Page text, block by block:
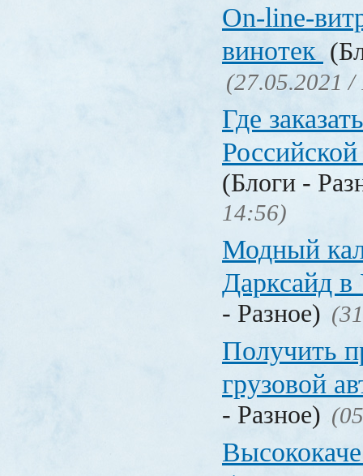
On-line-
винотек
(27.05.2021 /
Где
(Блоги -
14:56)
Модный
Дарксайд в
- Разное)
Получить
грузовой
- Разное)